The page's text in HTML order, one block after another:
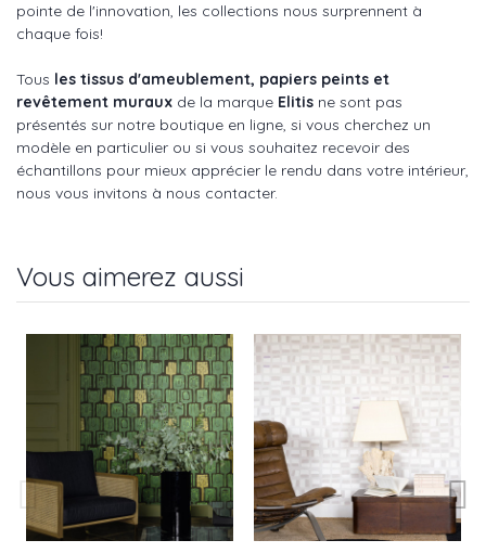
pointe de l'innovation, les collections nous surprennent à
chaque fois!
Tous les tissus d'ameublement, papiers peints et
revêtement muraux de la marque Elitis ne sont pas
présentés sur notre boutique en ligne, si vous cherchez un
modèle en particulier ou si vous souhaitez recevoir des
échantillons pour mieux apprécier le rendu dans votre intérieur,
nous vous invitons à nous contacter.
Vous aimerez aussi